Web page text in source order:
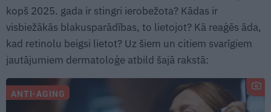
kopš 2025. gada ir stingri ierobežota? Kādas ir
visbiežākās blakusparādības, to lietojot? Kā reaģēs āda,
kad retinolu beigsi lietot? Uz šiem un citiem svarīgiem
jautājumiem dermatoloģe atbild šajā rakstā:
ANTI-AGING